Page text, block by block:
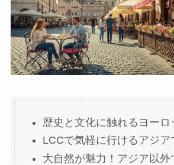
歴史と文化に触れるヨーロ
LCCで気軽に行けるアジア
大自然が魅力！アジア以外